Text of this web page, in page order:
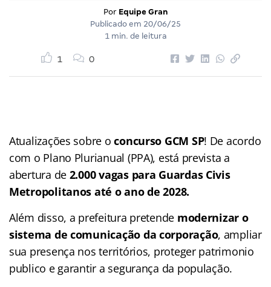
Por Equipe Gran
Publicado em 20/06/25
1 min. de leitura
1 0
Atualizações sobre oconcurso GCM SP! De acordo
com o Plano Plurianual (PPA), está prevista a
abertura de 2.000 vagas para Guardas Civis
Metropolitanos até o ano de 2028.
Além disso, a prefeitura pretende modernizar o
sistema de comunicação da corporação, ampliar
sua presença nos territórios, proteger patrimonio
publico e garantir a segurança da população.